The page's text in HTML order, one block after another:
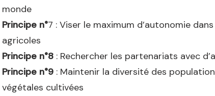
monde
Principe n°7 : Viser le maximum d’autonomie
agricoles
Principe n°8 : Rechercher les partenariats avec
Principe n°9 : Maintenir la diversité des
végétales cultivées